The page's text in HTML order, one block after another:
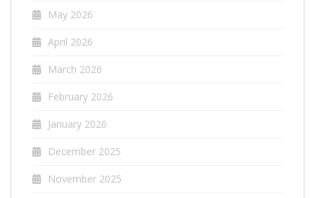
May 2026
April 2026
March 2026
February 2026
January 2026
December 2025
November 2025